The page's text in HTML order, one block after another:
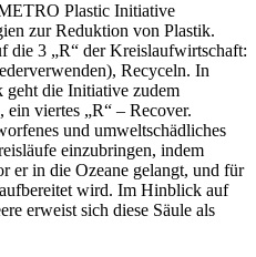
Plastic Initiative
zur Reduktion von Plastik.
die 3 „R“ der Kreislaufwirtschaft:
Recyceln. In
geht die Initiative zudem
ein viertes „R“ – Recover.
und umweltschädliches
einzubringen, indem
er in die Ozeane gelangt, und für
wird. Im Hinblick auf
erweist sich diese Säule als